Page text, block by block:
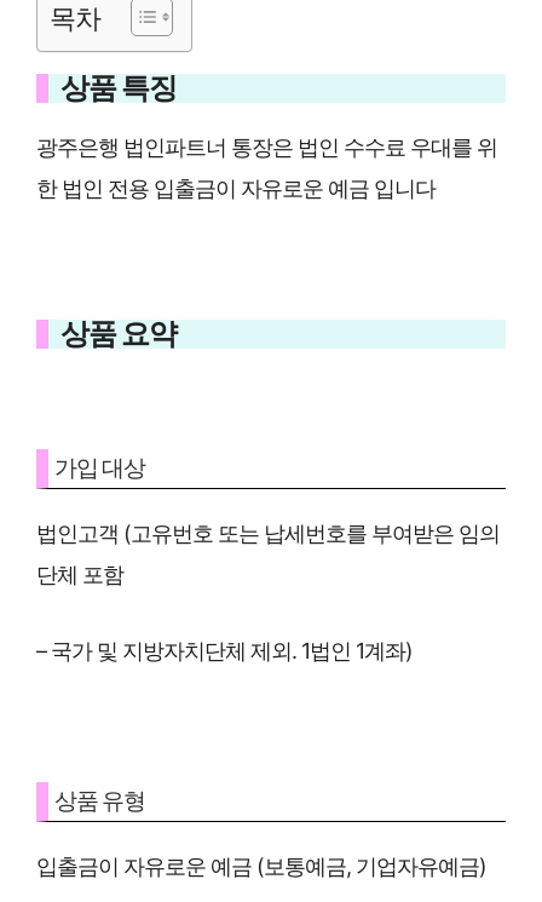
목차
상품 특징
광주은행 법인파트너 통장은 법인 수수료 우대를 위
한 법인 전용 입출금이 자유로운 예금 입니다
상품 요약
가입 대상
법인고객 (고유번호 또는 납세번호를 부여받은 임의
단체 포함
– 국가 및 지방자치단체 제외. 1법인 1계좌)
상품 유형
입출금이 자유로운 예금 (보통예금, 기업자유예금)